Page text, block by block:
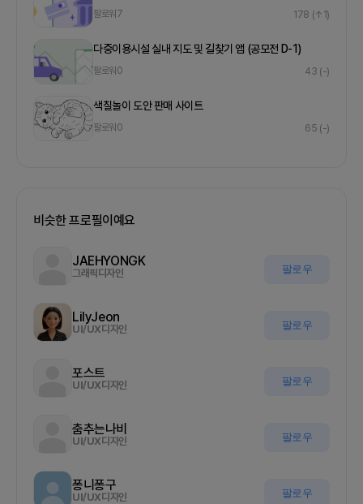
팔로워 7 178 (↑1)
다중이용시설 실내 지도 및 길찾기 앱 (공모전 D-1)
팔로워 0 43 (-)
색칠놀이 도안 판매 사이트
팔로워 0 65 (-)
비슷한 프로필이예요
JAEHYONGK
그래픽디자인 팔로우
LilyJeon
UI/UX디자인 팔로우
포스트
UI/UX디자인 팔로우
춤추는나비
UI/UX디자인 팔로우
퐁니퐁구
UI/UX디자인 팔로우